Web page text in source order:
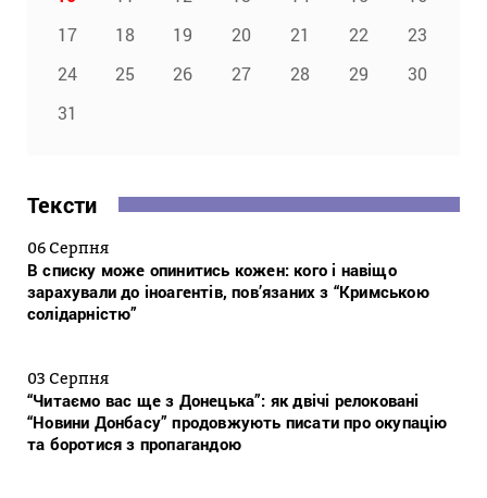
17
18 19 20 21 22
23
24
25 26 27 28 29
30
31
Тексти
06 Серпня
В списку може опинитись кожен: кого і навіщо
зарахували до іноагентів, пов’язаних з “Кримською
солідарністю”
03 Серпня
“Читаємо вас ще з Донецька”: як двічі релоковані
“Новини Донбасу” продовжують писати про окупацію
та боротися з пропагандою